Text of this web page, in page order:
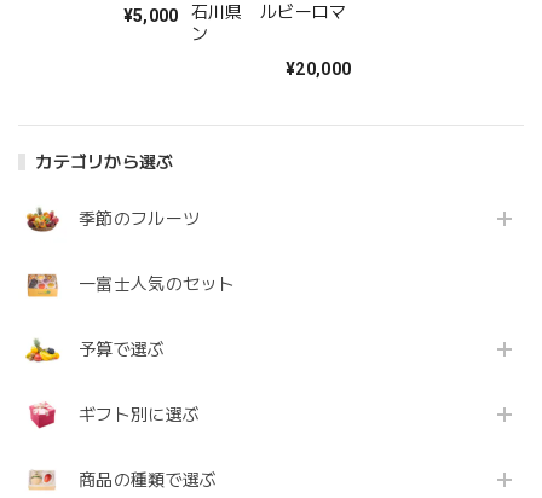
カテゴリから選ぶ
季節のフルーツ
一富士人気のセット
予算で選ぶ
ギフト別に選ぶ
商品の種類で選ぶ
¥5,000
石川県 ルビーロマ
ン
¥20,000